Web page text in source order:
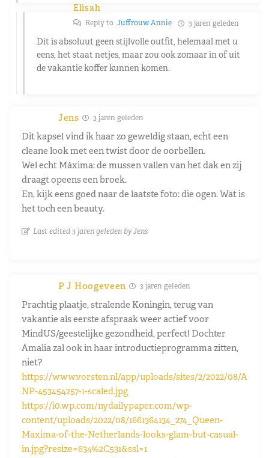
Elisah
Reply to Juffrouw Annie 3 jaren geleden
Dit is absoluut geen stijlvolle outfit, helemaal met u
eens, het staat netjes, maar zou ook zomaar in of uit
de vakantie koffer kunnen komen.
Jens 3 jaren geleden
Dit kapsel vind ik haar zo geweldig staan, echt een
cleane look met een twist door de oorbellen.
Wel echt Máxima: de mussen vallen van het dak en zij
draagt opeens een broek.
En, kijk eens goed naar de laatste foto: die ogen. Wat is
het toch een beauty.
Last edited 3 jaren geleden by Jens
P J Hoogeveen 3 jaren geleden
Prachtig plaatje, stralende Koningin, terug van
vakantie als eerste afspraak weer actief voor
MindUS/geestelijke gezondheid, perfect! Dochter
Amalia zal ook in haar introductieprogramma zitten,
niet?
https://www.vorsten.nl/app/uploads/sites/2/2022/08/A
NP-453454257-1-scaled.jpg
https://i0.wp.com/nydailypaper.com/wp-
content/uploads/2022/08/1661364134_274_Queen-
Maxima-of-the-Netherlands-looks-glam-but-casual-
in.jpg?resize=634%2C531&ssl=1